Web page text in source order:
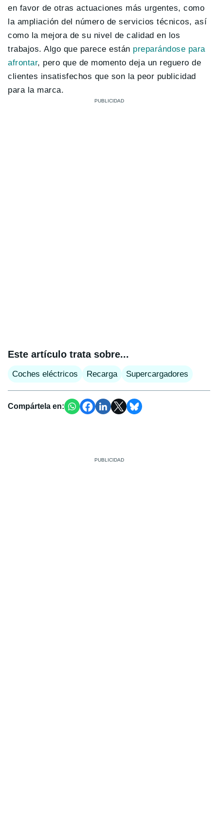
en favor de otras actuaciones más urgentes, como
la ampliación del número de servicios técnicos, así
como la mejora de su nivel de calidad en los
trabajos. Algo que parece están preparándose para
afrontar, pero que de momento deja un reguero de
clientes insatisfechos que son la peor publicidad
para la marca.
Este artículo trata sobre...
Coches eléctricos Recarga Supercargadores
Compártela en: